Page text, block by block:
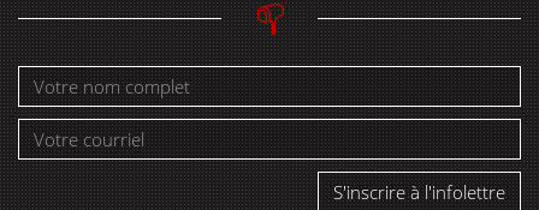
S'inscrire à l'infolettre